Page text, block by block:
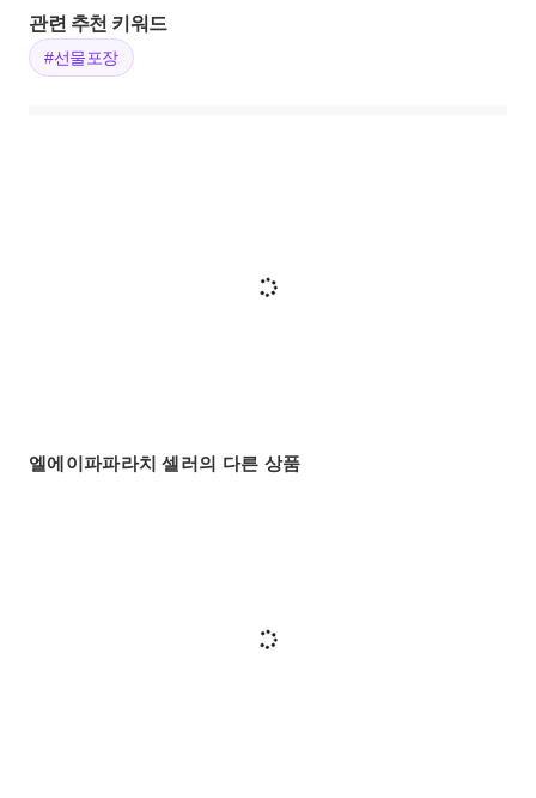
관련 추천 키워드
#선물포장
엘에이파파라치 셀러의 다른 상품